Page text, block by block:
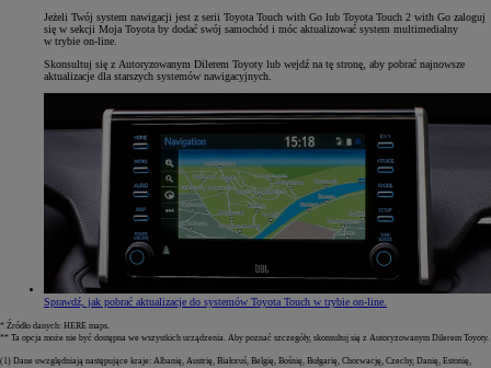
Jeżeli Twój system nawigacji jest z serii Toyota Touch with Go lub Toyota Touch 2 with Go zaloguj
się w sekcji Moja Toyota by dodać swój samochód i móc aktualizować system multimedialny
w trybie on-line.
Skonsultuj się z Autoryzowanym Dilerem Toyoty lub wejdź na tę stronę, aby pobrać najnowsze
aktualizacje dla starszych systemów nawigacyjnych.
Sprawdź, jak pobrać aktualizacje do systemów Toyota Touch w trybie on-line.
* Źródło danych: HERE maps.
** Ta opcja może nie być dostępna we wszystkich urządzenia. Aby poznać szczegóły, skonsultuj się z Autoryzowanym Dilerem Toyoty.
(1) Dane uwzględniają następujące kraje: Albanię, Austrię, Białoruś, Belgię, Bośnię, Bułgarię, Chorwację, Czechy, Danię, Estonię,